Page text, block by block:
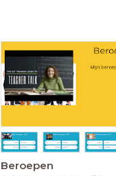
Beroepen